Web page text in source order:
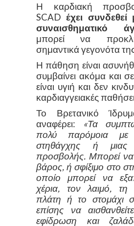
Η καρδιακή
SCADέχει
συναισθηματικό
μπορεί να
σημαντικά γεγονότα
Η πάθηση είναι
συμβαίνει ακόμα και
είναι υγιή και δεν
καρδιαγγειακές
Το Βρετανικό
αναφέρει: «Τα
πολύ παρόμοια
στηθάγχης ή μιας
προσβολής. Μπορεί να
βάρος, ή σφίξιμο στο
οποίο μπορεί να
χέρια, τον λαιμό,
πλάτη ή το στομάχι
επίσης να
εφίδρωση και